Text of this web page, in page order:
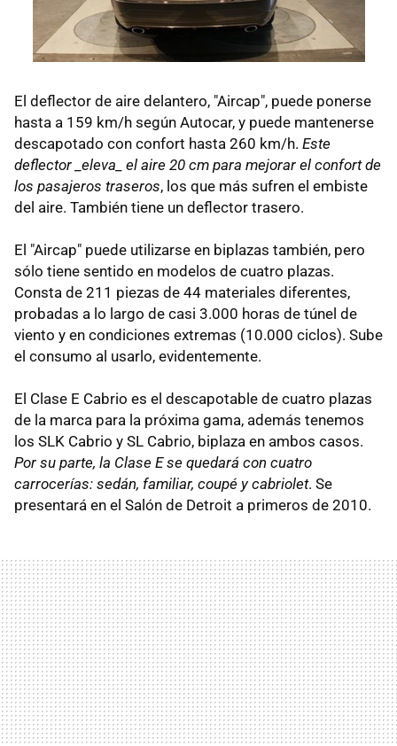
El deflector de aire delantero, "Aircap", puede ponerse
hasta a 159 km/h según Autocar, y puede mantenerse
descapotado con confort hasta 260 km/h. Este
deflector _eleva_ el aire 20 cm para mejorar el confort de
los pasajeros traseros, los que más sufren el embiste
del aire. También tiene un deflector trasero.
El "Aircap" puede utilizarse en biplazas también, pero
sólo tiene sentido en modelos de cuatro plazas.
Consta de 211 piezas de 44 materiales diferentes,
probadas a lo largo de casi 3.000 horas de túnel de
viento y en condiciones extremas (10.000 ciclos). Sube
el consumo al usarlo, evidentemente.
El Clase E Cabrio es el descapotable de cuatro plazas
de la marca para la próxima gama, además tenemos
los SLK Cabrio y SL Cabrio, biplaza en ambos casos.
Por su parte, la Clase E se quedará con cuatro
carrocerías: sedán, familiar, coupé y cabriolet. Se
presentará en el Salón de Detroit a primeros de 2010.